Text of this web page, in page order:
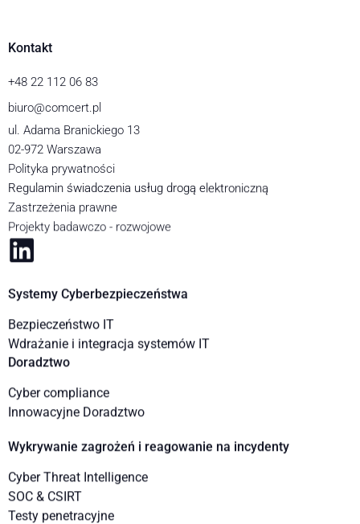
Kontakt
+48 22 112 06 83
biuro@comcert.pl
ul. Adama Branickiego 13
02-972 Warszawa
Polityka prywatności
Regulamin świadczenia usług drogą elektroniczną
Zastrzeżenia prawne
Projekty badawczo - rozwojowe
Systemy Cyberbezpieczeństwa
Bezpieczeństwo IT
Wdrażanie i integracja systemów IT
Doradztwo
Cyber compliance
Innowacyjne Doradztwo
Wykrywanie zagrożeń i reagowanie na incydenty
Cyber Threat Intelligence
SOC & CSIRT
Testy penetracyjne